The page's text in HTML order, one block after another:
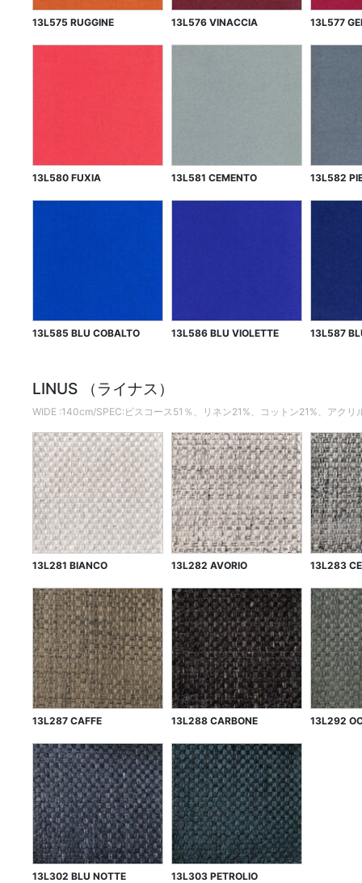
13L575 RUGGINE 13L576 VINACCIA 13L577
13L580 FUXIA 13L581 CEMENTO 13L582
13L585 BLU COBALTO 13L586 BLU VIOLETTE 13L587
LINUS （ライナス）
WIDE :140cm/SPEC:ビスコース51％、リネン21%、コットン21%、アクリ
13L281 BIANCO 13L282 AVORIO 13L283
13L287 CAFFE 13L288 CARBONE 13L292
13L302 BLU NOTTE 13L303 PETROLIO